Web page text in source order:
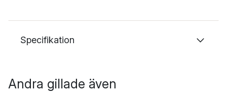
Specifikation
Andra gillade även